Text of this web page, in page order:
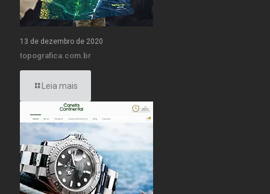
13 de dezembro de 2020
topografica.com.br
Leia mais